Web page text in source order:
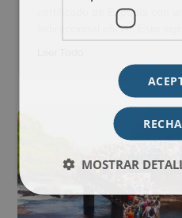
certificado de Expedia con
bidireccional oficial. Esto
MOSTRAR